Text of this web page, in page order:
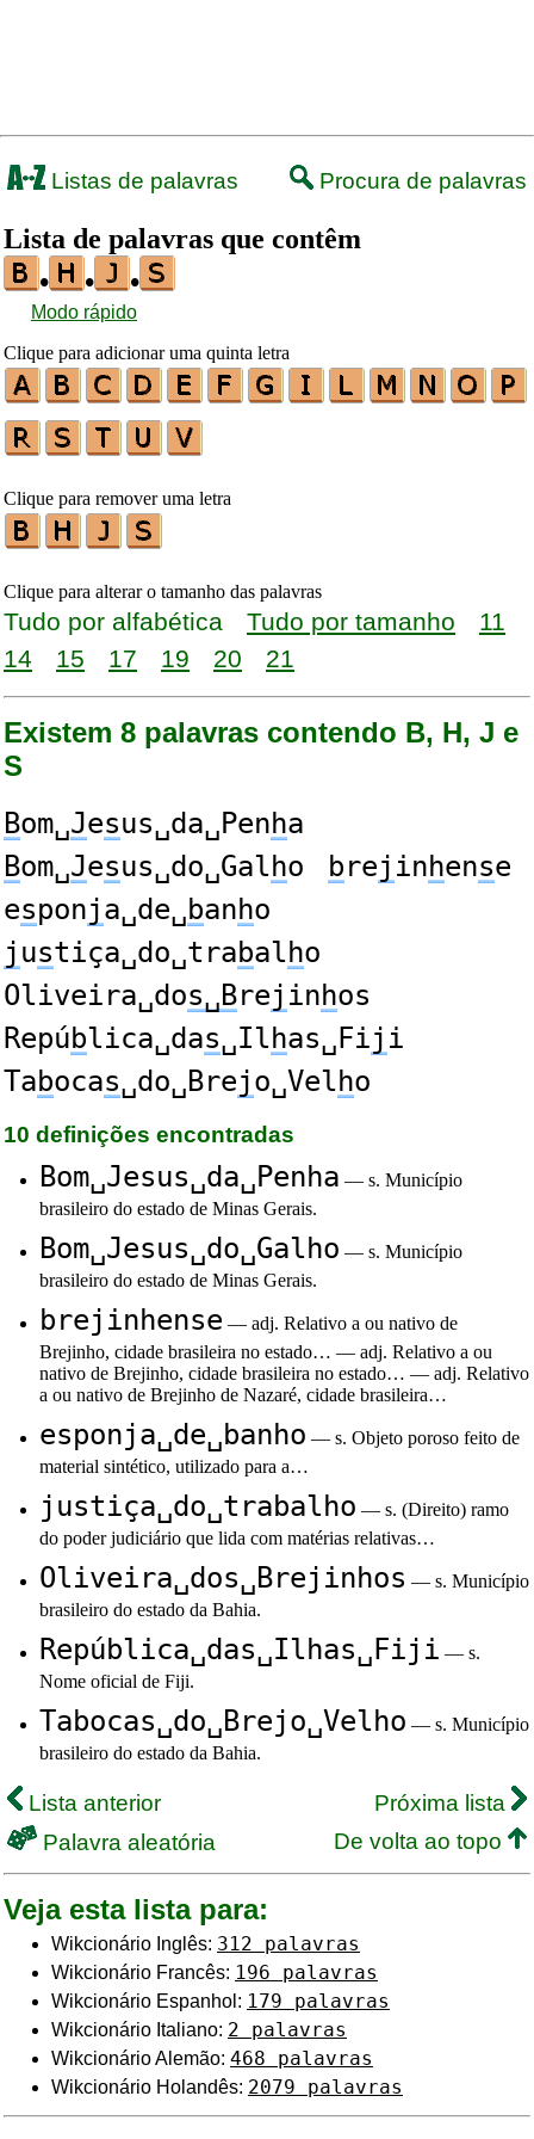
Listas de palavras Procura de palavras
Lista de palavras que contêm
•
• •
Modo rápido
Clique para adicionar uma quinta letra
Clique para remover uma letra
Clique para alterar o tamanho das palavras
Tudo por alfabética Tudo por tamanho
11
14
15 17 19 20 21
Existem 8 palavras contendo B, H, J e
S
Bom␣Jesus␣da␣Penha
Bom␣Jesus␣do␣Galho brej inhense
esponja␣de␣banho
j ustiça␣do␣trabalho
Oliveira␣dos␣Brej inhos
República␣das␣Ilhas␣Fij i
Tabocas␣do␣Brejo␣Velho
10 definições encontradas
Bom␣Jesus␣da␣Penha — s. Município
brasileiro do estado de Minas Gerais.
Bom␣Jesus␣do␣Galho — s. Município
brasileiro do estado de Minas Gerais.
brejinhense — adj. Relativo a ou nativo de
Brejinho, cidade brasileira no estado… — adj. Relativo a ou
nativo de Brejinho, cidade brasileira no estado… — adj. Relativo
a ou nativo de Brejinho de Nazaré, cidade brasileira…
esponja␣de␣banho — s. Objeto poroso feito de
material sintético, utilizado para a…
justiça␣do␣trabalho — s. (Direito) ramo
do poder judiciário que lida com matérias relativas…
Oliveira␣dos␣Brejinhos — s. Município
brasileiro do estado da Bahia.
República␣das␣Ilhas␣Fiji — s.
Nome oficial de Fiji.
Tabocas␣do␣Brejo␣Velho — s. Município
brasileiro do estado da Bahia.
Lista anterior
Próxima lista
Palavra aleatória
De volta ao topo
Veja esta lista para:
Wikcionário Inglês: 312 palavras
Wikcionário Francês: 196 palavras
Wikcionário Espanhol: 179 palavras
Wikcionário Italiano: 2 palavras
Wikcionário Alemão: 468 palavras
Wikcionário Holandês: 2079 palavras